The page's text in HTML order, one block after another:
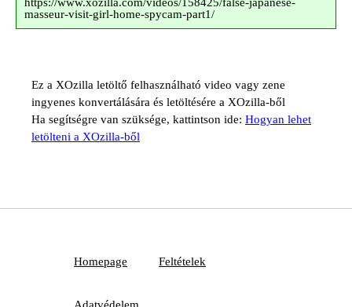
masseur-visit-girl-home-spycam-part1/
Ez a XOzilla letöltő felhasználható video vagy zene
ingyenes konvertálására és letöltésére a XOzilla-ből
Ha segítségre van szüksége, kattintson ide: Hogyan lehet
letölteni a XOzilla-ből
Homepage Feltételek